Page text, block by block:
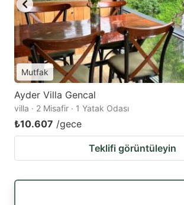
Mutfak
Ayder Villa Gencal
villa · 2 Misafir · 1 Yatak Odası
₺10.607 /gece
Teklifi görüntüleyin